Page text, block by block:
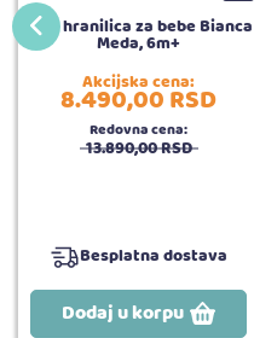
BBO hranilica za bebe Bianca
Meda, 6m+
Akcijska cena:
8.490,00RSD
Redovna cena:
13.890,00RSD
Besplatna dostava
Dodaj u korpu